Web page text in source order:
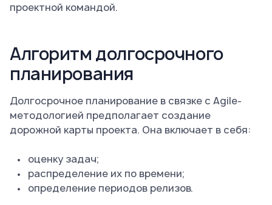
проектной командой.
Алгоритм долгосрочного
планирования
Долгосрочное планирование в связке с Agile-
методологией предполагает создание
дорожной карты проекта. Она включает в себя:
оценку задач;
распределение их по времени;
определение периодов релизов.